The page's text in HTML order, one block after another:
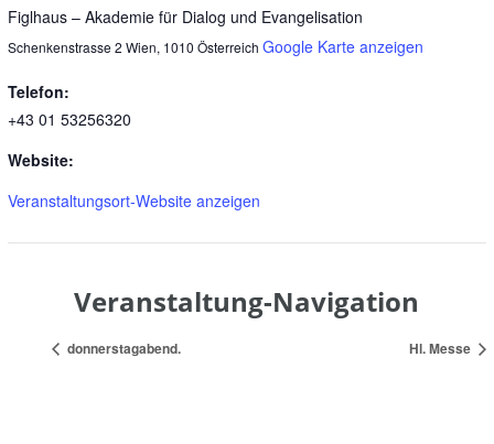
Figlhaus – Akademie für Dialog und Evangelisation
Schenkenstrasse 2 Wien, 1010 Österreich Google Karte anzeigen
Telefon:
+43 01 53256320
Website:
Veranstaltungsort-Website anzeigen
Veranstaltung-Navigation
donnerstagabend. Hl. Messe